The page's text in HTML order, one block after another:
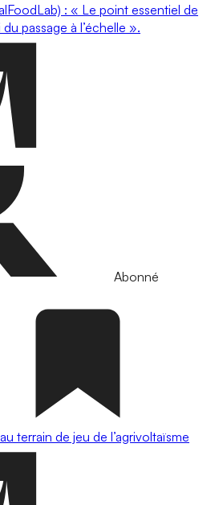
: « Le point essentiel de
passage à l’échelle ».
Abonné
terrain de jeu de l’agrivoltaïsme